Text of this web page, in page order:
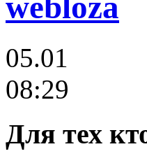
05.01
08:29
Для тех